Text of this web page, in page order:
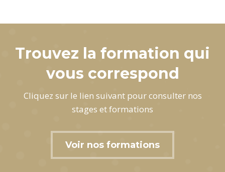
Trouvez la formation qui
vous correspond
Cliquez sur le lien suivant pour consulter nos
stages et formations
Voir nos formations